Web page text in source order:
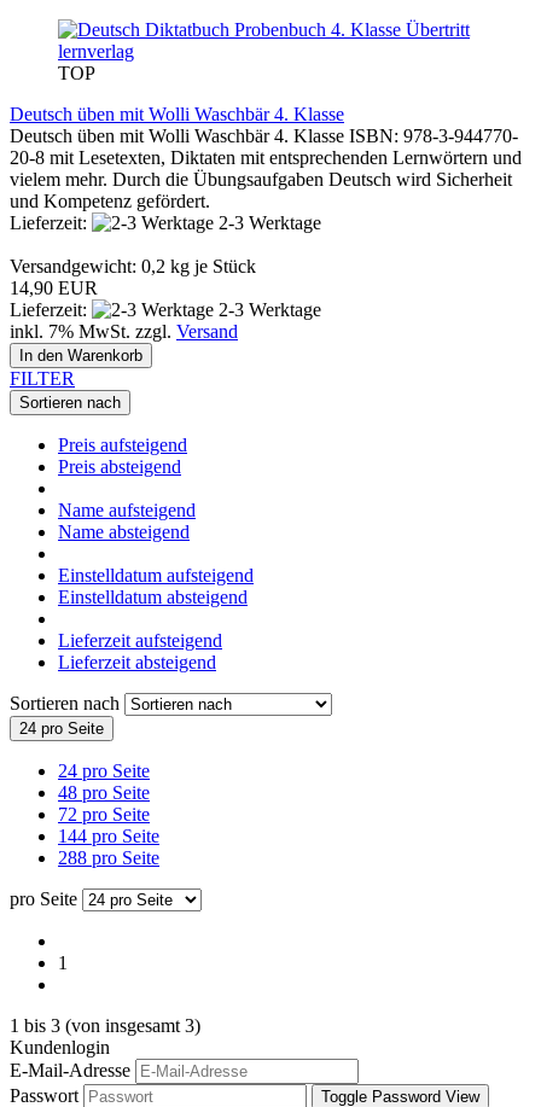
lernverlag
TOP
Deutsch üben mit Wolli Waschbär 4. Klasse
Deutsch üben mit Wolli Waschbär 4. Klasse ISBN: 978-3-944770-
20-8 mit Lesetexten, Diktaten mit entsprechenden Lernwörtern und
vielem mehr. Durch die Übungsaufgaben Deutsch wird Sicherheit
und Kompetenz gefördert.
Lieferzeit:
2-3 Werktage
Versandgewicht: 0,2 kg je Stück
14,90 EUR
Lieferzeit:
2-3 Werktage
inkl. 7% MwSt. zzgl. Versand
In den Warenkorb
FILTER
Sortieren nach
Preis aufsteigend
Preis absteigend
Name aufsteigend
Name absteigend
Einstelldatum aufsteigend
Einstelldatum absteigend
Lieferzeit aufsteigend
Lieferzeit absteigend
Sortieren nach
24 pro Seite
24 pro Seite
48 pro Seite
72 pro Seite
144 pro Seite
288 pro Seite
pro Seite
1
1 bis 3 (von insgesamt 3)
Kundenlogin
E-Mail-Adresse
Passwort
Toggle Password View